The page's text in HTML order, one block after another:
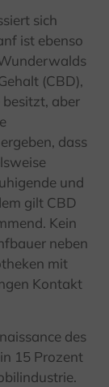
sich
ist ebenso
(CBD),
aber
dass
und
gilt CBD
Kein
neben
mit
Kontakt
des
15 Prozent